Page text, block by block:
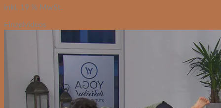
inkl. 19 % MwSt.
Einzelvideos